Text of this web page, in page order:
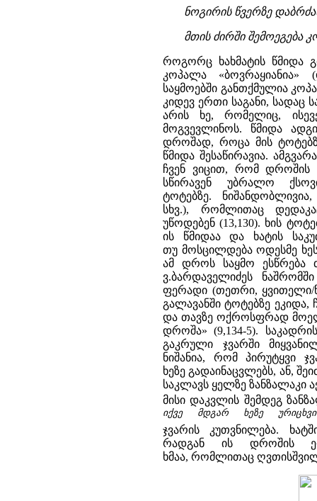
ნოგირის წვერზე
მთის ძირში შემოეგება
როგორც ხახმატის წმიდა
კოპალა
საყმოებში განთქმულია
კიდევ ერთი საგანი, სადაც
არის ხე, რომელიც,
მოგვევლინოს. წმიდა
დროშად, როცა მის
წმიდა შესაწირავია.
ჩვენ ვიცით, რომ დროშის
სწირავენ უბრალო
ტოტებზე.
სხვ.), რომლითაც
უწოდებენ (13,130). ხის
ის წმიდაა და ხატის
თუ მოსცილდება ოდესმე
ამ დროს საყმო ესწრება
ვ.ბარდაველიძეს
ფერადი (თეთრი, ყვითელი/
გალავანში ტოტებზე ეკიდა,
და თავზე ოქროსფრად
დროშა» (9,134-5).
გაკრული ჯვარში
ნიშანია, რომ პირუტყვი
ხეზე გადაინაცვლებს, ან,
საკლავს ყელზე ზანზალაკი
მისი დაკვლის შემდეგ
იქვე მდგარ ხეზე ურიცხვი
ჯვარის კუთვნილება.
რადგან ის დროშის
ხმაა, რომლითაც